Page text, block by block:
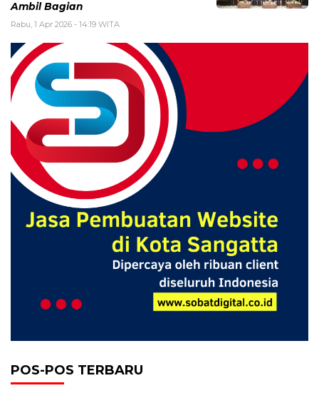
Ambil Bagian
Rabu, 1 Apr 2026 - 14:19 WITA
POS-POS TERBARU